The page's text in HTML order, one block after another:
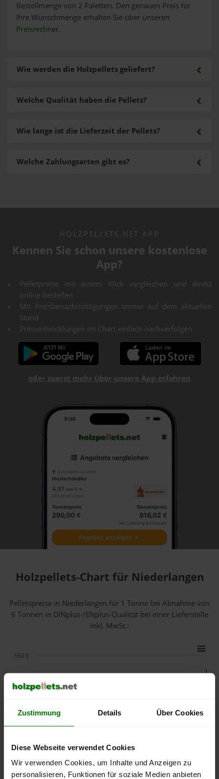
Zustimmung Details Über Cookies
Diese Webseite verwendet Cookies
Wir verwenden Cookies, um Inhalte und Anzeigen zu
personalisieren, Funktionen für soziale Medien anbieten
Bestellmenge von 2 Paletten. Den genauen Preis für
Ihre Wunschmenge erhalten Sie über unseren
Preisrechner.
Wie werden die Holzpellets geliefert?
Welche Zahlungsarten gibt es?
Welche Qualität haben die Pellets?
Wie lange ist die Lieferzeit der Pellets?
HOLZPELLETS.NET APP
Kennen Sie schon unsere kostenlose
App?
Pelletpreise mit einem Klick vergleichen und direkt
online bestellen
Mit Preisbenachrichtigungen immer auf dem aktuellen
Stand
Preisentwicklungen im Chart einfach nachverfolgen
oder zuerst mehr über unsere App erfahren
Holzpellets-Chart für Niederlangen
Pelletspreise in Niederlangen für 1 Tonne bei Abnahmevon
6 Tonnen in DINplus-/ENplus-Qualität bei einer Lieferstelle
inkl. MwSt.:
350 €
450 €
500 €
550 €